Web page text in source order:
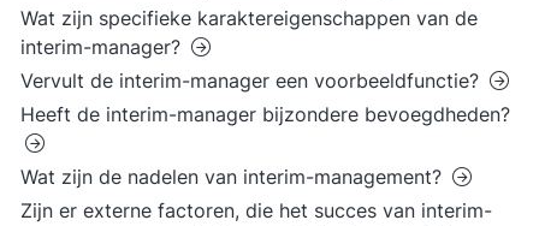
Wat zijn specifieke karaktereigenschappen van de
interim-manager?
Vervult de interim-manager een voorbeeldfunctie?
Heeft de interim-manager bijzondere bevoegdheden?
Wat zijn de nadelen van interim-management?
Zijn er externe factoren, die het succes van interim-